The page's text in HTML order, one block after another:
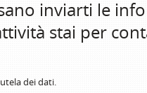
inviarti le
stai per
dei dati.